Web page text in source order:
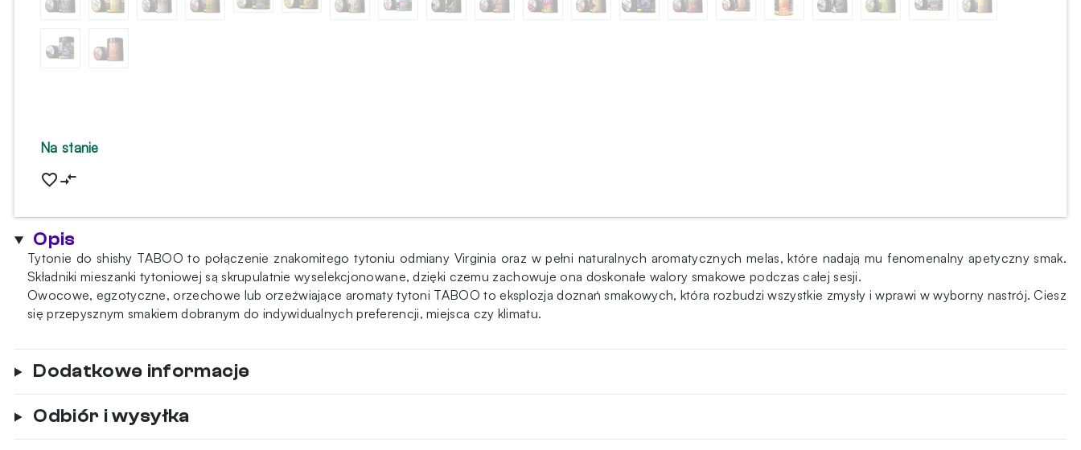
Na stanie
Opis
Tytonie do shishy TABOO to połączenie znakomitego tytoniu odmiany Virginia oraz w pełni naturalnych aromatycznych melas, które nadają mu fenomenalny apetyczny smak.
Składniki mieszanki tytoniowej są skrupulatnie wyselekcjonowane, dzięki czemu zachowuje ona doskonałe walory smakowe podczas całej sesji.
Owocowe, egzotyczne, orzechowe lub orzeźwiające aromaty tytoni TABOO to eksplozja doznań smakowych, która rozbudzi wszystkie zmysły i wprawi w wyborny nastrój. Ciesz
się przepysznym smakiem dobranym do indywidualnych preferencji, miejsca czy klimatu.
Dodatkowe informacje
Odbiór i wysyłka